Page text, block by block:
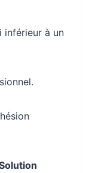
inférieur à un